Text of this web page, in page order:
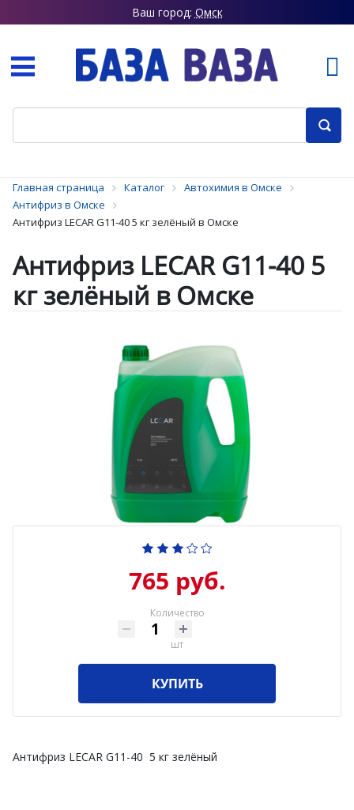
Ваш город: Омск
Главная страница Каталог
Автохимия в Омске
Антифриз в Омске
Антифриз LECAR G11-40 5 кг зелёный в Омске
Антифриз LECAR G11-40 5
кг зелёный в Омске
765 руб.
Количество
шт
КУПИТЬ
Антифриз LECAR G11-40 5 кг зелёный